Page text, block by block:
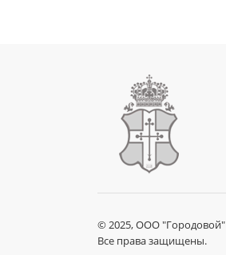
© 2025, ООО "Городовой"
Все права защищены.